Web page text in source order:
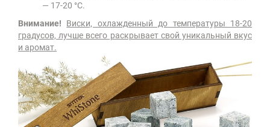
— 17-20 °С.
Внимание!
Виски, охлажденный до температуры 18-20
градусов, лучше всего раскрывает свой уникальный вкус
и аромат.